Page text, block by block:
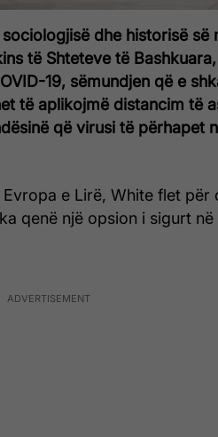
dhe historisë së
të Shteteve të
19, sëmundjen që e
të aplikojmë distancim të
që virusi të përhapet
e Lirë, White flet për
qenë një opsion i sigurt në